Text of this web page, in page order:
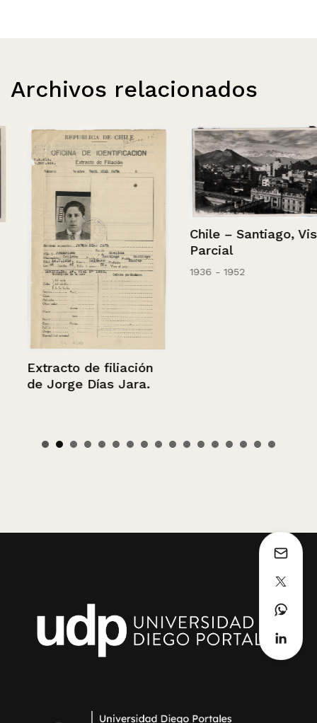
Archivos relacionados
Extracto de filiación
de Jorge Días Jara.
Chile – Santiago, Vista
Parcial
1936 - 1952